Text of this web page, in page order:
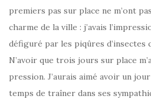
premiers pas sur place ne m’ont
charme de la ville : j’avais
défiguré par les piqûres d’insectes
N’avoir que trois jours sur place
pression. J’aurais aimé avoir un
temps de traîner dans ses